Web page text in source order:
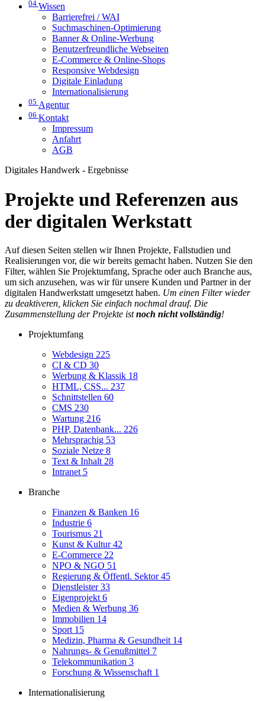
04 Wissen
Barrierefrei / WAI
Suchmaschinen-Optimierung
Banner & Online-Werbung
Benutzerfreundliche Webseiten
E-Commerce & Online-Shops
Responsive Webdesign
Digitale Einladung
Internationalisierung
05 Agentur
06 Kontakt
Impressum
Anfahrt
AGB
Digitales Handwerk - Ergebnisse
Projekte und Referenzen aus
der digitalen Werkstatt
Auf diesen Seiten stellen wir Ihnen Projekte, Fallstudien und
Realisierungen vor, die wir bereits gemacht haben. Nutzen Sie den
Filter, wählen Sie Projektumfang, Sprache oder auch Branche aus,
um sich anzusehen, was wir für unsere Kunden und Partner in der
digitalen Handwerkstatt umgesetzt haben. Um einen Filter wieder
zu deaktiveren, klicken Sie einfach nochmal drauf. Die
Zusammenstellung der Projekte istnoch nicht vollständig!
Projektumfang
Webdesign 225
CI & CD 30
Werbung & Klassik 18
HTML, CSS... 237
Schnittstellen 60
CMS 230
Wartung 216
PHP, Datenbank... 226
Mehrsprachig 53
Soziale Netze 8
Text & Inhalt 28
Intranet 5
Branche
Finanzen & Banken 16
Industrie 6
Tourismus 21
Kunst & Kultur42
E-Commerce 22
NPO & NGO 51
Regierung & Öffentl. Sektor45
Dienstleister33
Eigenprojekt 6
Medien & Werbung 36
Immobilien 14
Sport 15
Medizin, Pharma & Gesundheit 14
Nahrungs- & Genußmittel 7
Telekommunikation 3
Forschung & Wissenschaft 1
Internationalisierung